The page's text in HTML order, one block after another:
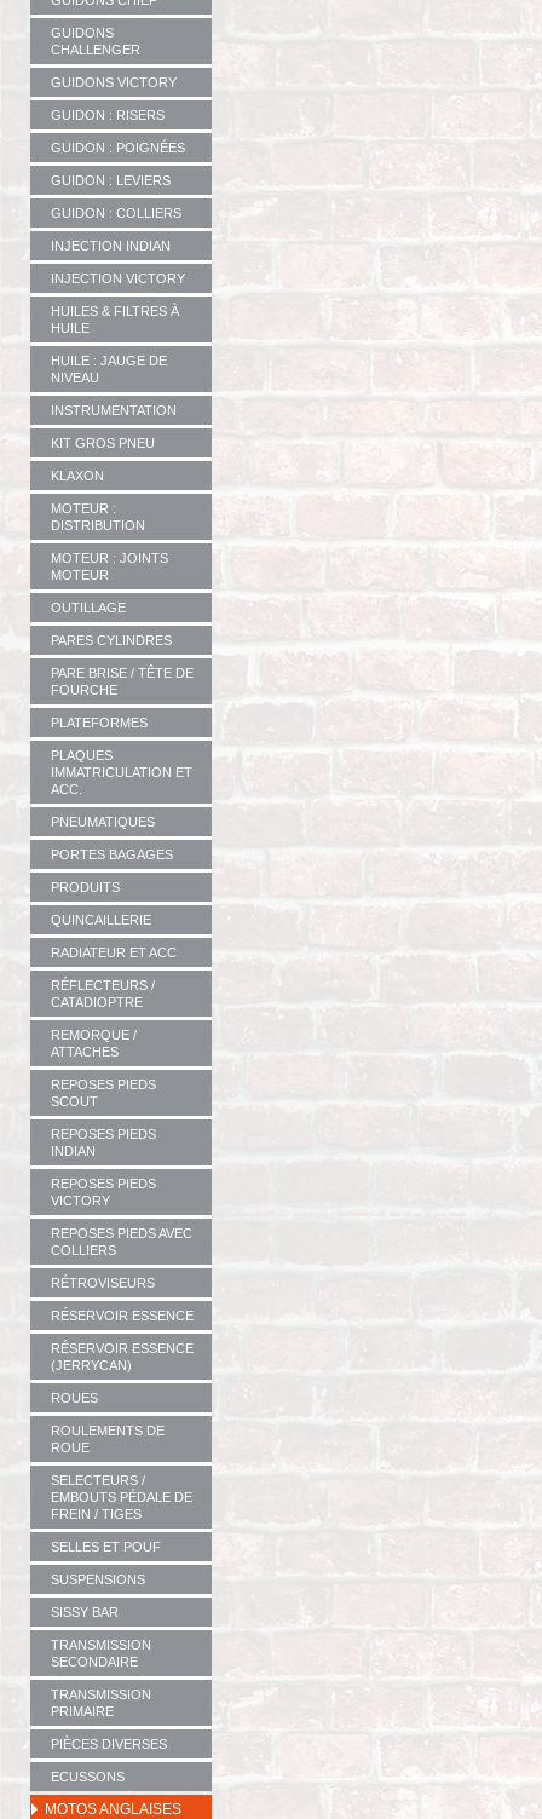
GUIDONS
CHALLENGER
GUIDONS VICTORY
GUIDON : RISERS
GUIDON : POIGNÉES
GUIDON : LEVIERS
GUIDON : COLLIERS
INJECTION INDIAN
INJECTION VICTORY
HUILES & FILTRES À
HUILE
HUILE : JAUGE DE
NIVEAU
INSTRUMENTATION
KIT GROS PNEU
KLAXON
MOTEUR :
DISTRIBUTION
MOTEUR : JOINTS
MOTEUR
OUTILLAGE
PARES CYLINDRES
PARE BRISE / TÊTE DE
FOURCHE
PLATEFORMES
PLAQUES
IMMATRICULATION ET
ACC.
PNEUMATIQUES
PORTES BAGAGES
PRODUITS
QUINCAILLERIE
RADIATEUR ET ACC
RÉFLECTEURS /
CATADIOPTRE
REMORQUE /
ATTACHES
REPOSES PIEDS
SCOUT
REPOSES PIEDS
INDIAN
REPOSES PIEDS
VICTORY
REPOSES PIEDS AVEC
COLLIERS
RÉTROVISEURS
RÉSERVOIR ESSENCE
RÉSERVOIR ESSENCE
(JERRYCAN)
ROUES
ROULEMENTS DE
ROUE
SELECTEURS /
EMBOUTS PÉDALE DE
FREIN / TIGES
SELLES ET POUF
SUSPENSIONS
SISSY BAR
TRANSMISSION
SECONDAIRE
TRANSMISSION
PRIMAIRE
PIÈCES DIVERSES
ECUSSONS
MOTOS ANGLAISES